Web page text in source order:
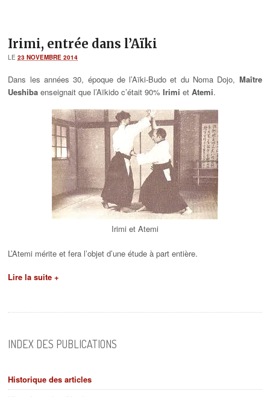
Irimi, entrée dans l’Aïki
LE23 NOVEMBRE 2014
Dans les années 30, époque de l’Aïki-Budo et du Noma Dojo, Maître
Ueshiba enseignait que l’Aïkido c’était 90%Irimi etAtemi.
Irimi et Atemi
L’Atemi mérite et fera l’objet d’une étude à part entière.
Lire la suite +
INDEX DES PUBLICATIONS
Historique des articles